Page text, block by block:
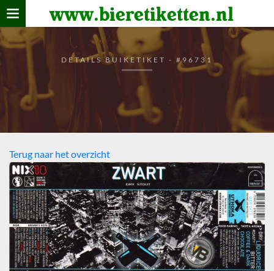
www.bieretiketten.nl
Home
verzamelen
De bierkaart
Bezoekers
DETAILS BUIKETIKET - #96731
Terug naar het overzicht